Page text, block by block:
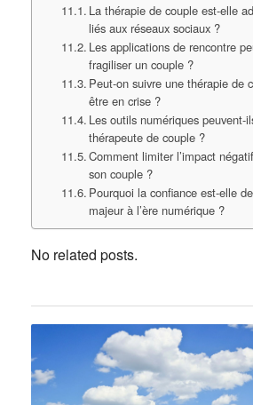
La thérapie de couple est-elle
liés aux réseaux sociaux ?
Les applications de rencontre
fragiliser un couple ?
Peut-on suivre une thérapie de
être en crise ?
Les outils numériques peuvent-
thérapeute de couple ?
Comment limiter l’impact
son couple ?
Pourquoi la confiance est-elle
majeur à l’ère numérique ?
No related posts.